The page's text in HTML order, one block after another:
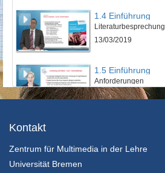
1.4 Einführung
Literaturbesprechung
13/03/2019
1.5 Einführung
Anforderungen
13/03/2019
13/03/2019
Kontakt
Zentrum für Multimedia in der Lehre
Universität Bremen